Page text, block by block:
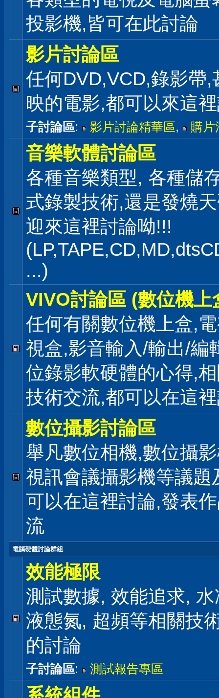
投影機,皆可在此討論
影片討論區
任何DVD,VCD,錄影帶,
映的電影,都可以來這
子討論區: 影片討論精華區, 購片
音樂軟體討論區
各種音樂類型, 各種儲
式錄製技術,還是發燒
迎來這裡討論呦!!!
...)
VIVO討論區 (數位機上
任何有關數位機上盒,
視盒,影音輸入/輸出/編
位錄影軟硬體的心得,
技術交流,都可以在這
數位攝影討論區
舉凡數位相機,數位攝
視訊會議攝影機等議題
可以在這裡討論,發表
流
電腦硬體討論群組
效能極限
測試數據, 效能追求,
液態氮, 超頻等相關技
的討論
子討論區: 測試報告專區